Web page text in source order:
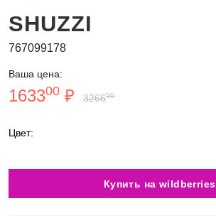
SHUZZI
767099178
Ваша цена:
163300 ₽ 326600
Цвет:
Купить на wildberries